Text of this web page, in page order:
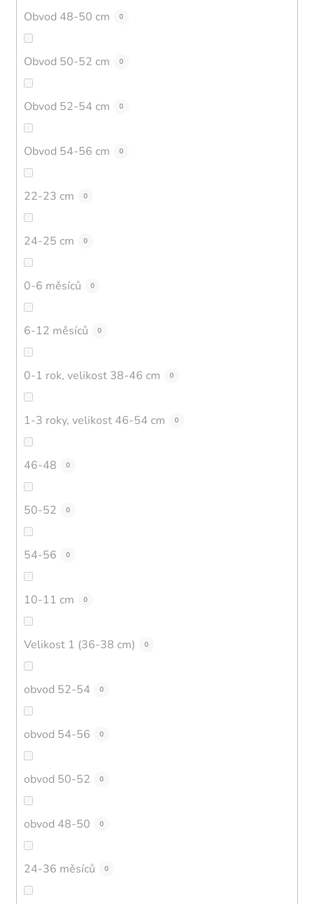
Obvod 48-50 cm 0
Obvod 50-52 cm 0
Obvod 52-54 cm 0
Obvod 54-56 cm 0
22-23 cm 0
24-25 cm 0
0-6 měsíců 0
6-12 měsíců 0
0-1 rok, velikost 38-46 cm 0
1-3 roky, velikost 46-54 cm 0
46-48 0
50-52 0
54-56 0
10-11 cm 0
Velikost 1 (36-38 cm) 0
obvod 52-54 0
obvod 54-56 0
obvod 50-52 0
obvod 48-50 0
24-36 měsíců 0